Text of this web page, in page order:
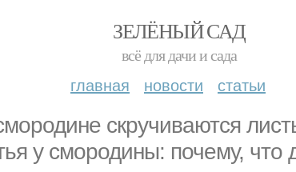
ЗЕЛЁНЫЙ САД
всё для дачи и сада
главная новости статьи
скручиваются
у смородины: почему, что